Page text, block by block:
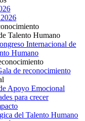
Talento Humano
Internacional de
Humano
de reconocimiento
Apoyo Emocional
para crecer
del Talento Humano